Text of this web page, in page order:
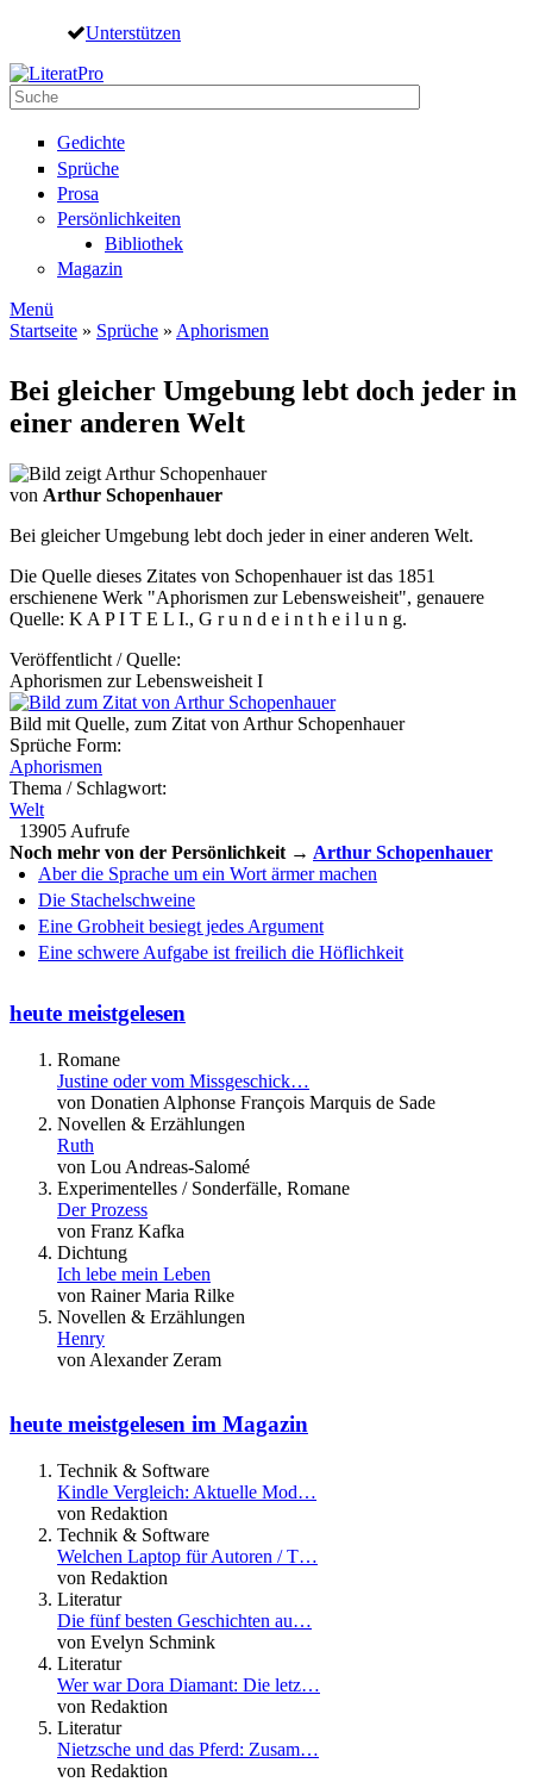
Direkt zum Inhalt
Unterstützen
Suche
Gedichte
Sprüche
Prosa
Persönlichkeiten
Bibliothek
Magazin
Menü
Startseite » Sprüche » Aphorismen
Bei gleicher Umgebung lebt doch jeder in
einer anderen Welt
von Arthur Schopenhauer
Bei gleicher Umgebung lebt doch jeder in einer anderen Welt.
Die Quelle dieses Zitates von Schopenhauer ist das 1851
erschienene Werk "Aphorismen zur Lebensweisheit", genauere
Quelle: K A P I T E L I., G r u n d e i n t h e i l u n g.
Veröffentlicht / Quelle:
Aphorismen zur Lebensweisheit I
Bild mit Quelle, zum Zitat von Arthur Schopenhauer
Sprüche Form:
Aphorismen
Thema / Schlagwort:
Welt
13905 Aufrufe
Noch mehr von der Persönlichkeit → Arthur Schopenhauer
Aber die Sprache um ein Wort ärmer machen
Die Stachelschweine
Eine Grobheit besiegt jedes Argument
Eine schwere Aufgabe ist freilich die Höflichkeit
heute meistgelesen
Romane
Justine oder vom Missgeschick…
von Donatien Alphonse François Marquis de Sade
Novellen & Erzählungen
Ruth
von Lou Andreas-Salomé
Experimentelles / Sonderfälle, Romane
Der Prozess
von Franz Kafka
Dichtung
Ich lebe mein Leben
von Rainer Maria Rilke
Novellen & Erzählungen
Henry
von Alexander Zeram
heute meistgelesen im Magazin
Technik & Software
Kindle Vergleich: Aktuelle Mod…
von Redaktion
Technik & Software
Welchen Laptop für Autoren / T…
von Redaktion
Literatur
Die fünf besten Geschichten au…
von Evelyn Schmink
Literatur
Wer war Dora Diamant: Die letz…
von Redaktion
Literatur
Nietzsche und das Pferd: Zusam…
von Redaktion